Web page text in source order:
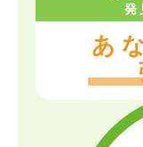
発
あ